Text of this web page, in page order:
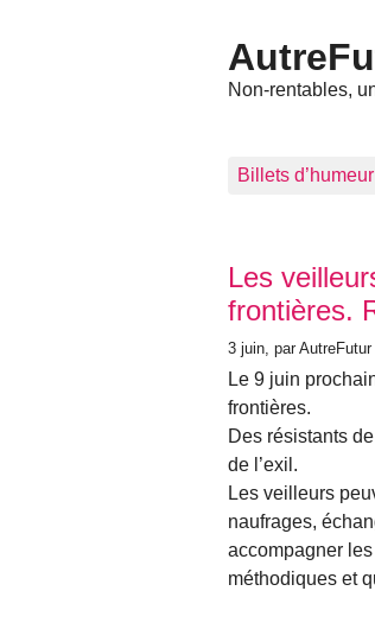
Non-rentables,
Billets d’humeur
Articles les
Les
frontières.
3 juin , par AutreFutur
Le 9 juin
frontières.
Des résistants
de l’exil.
Les veilleurs
naufrages,
accompagner
méthodiques et